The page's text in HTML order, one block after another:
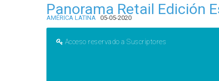
Panorama Retail Edición
AMÉRICA LATINA 05-05-2020
Acceso reservado a Suscriptores